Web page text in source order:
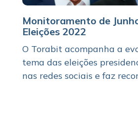
Monitoramento de
Eleições 2022
O Torabit acompanha a
tema das eleições
nas redes sociais e faz